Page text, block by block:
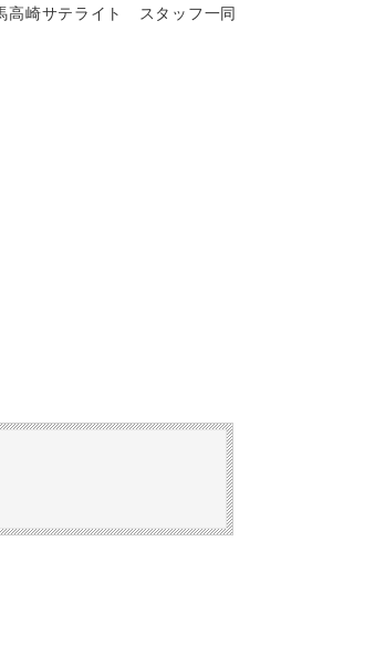
高崎サテライト スタッフ一同